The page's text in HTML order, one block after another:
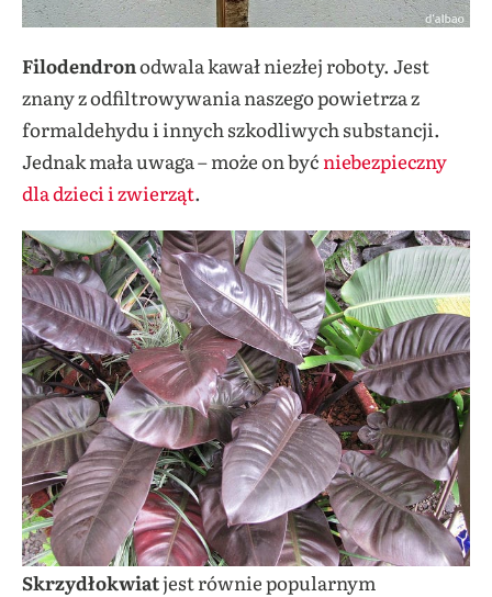
Filodendronodwala kawał niezłej roboty. Jest
znany z odfiltrowywania naszego powietrza z
formaldehydu i innych szkodliwych substancji.
Jednak mała uwaga – może on być niebezpieczny
dla dzieci i zwierząt.
Skrzydłokwiatjest równie popularnym